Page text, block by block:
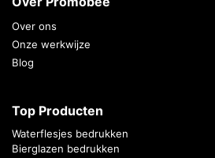
Over ons
Onze werkwijze
Blog
Top Producten
Waterflesjes bedrukken
Bierglazen bedrukken